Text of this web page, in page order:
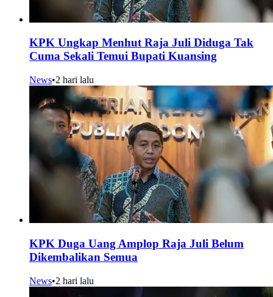
KPK Ungkap Menhut Raja Juli Diduga Tak
Cuma Sekali Temui Bupati Kuansing
News•2 hari lalu
KPK Duga Uang Amplop Raja Juli Belum
Dikembalikan Semua
News•2 hari lalu